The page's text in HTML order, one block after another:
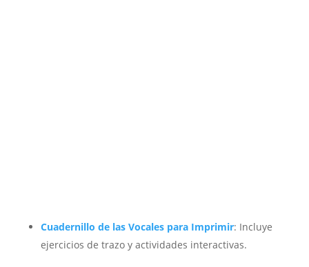
Cuadernillo de las Vocales para Imprimir: Incluye
ejercicios de trazo y actividades interactivas.